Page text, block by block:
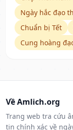
Ngày hắc đạo
Chuẩn bị Tết
Cung hoàng
Về Amlich.org
Trang web tra cứu
tin chính xác về